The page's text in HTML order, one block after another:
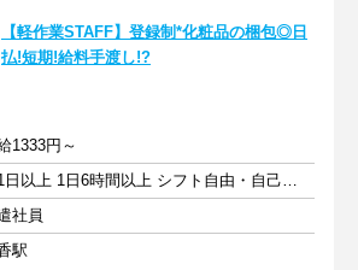
【軽作業STAFF】登録制*化粧品の梱包◎日
払!短期!給料手渡し!?
1333円～
週1日以上 1日6時間以上 シフト自由・自己申告
社員
駅